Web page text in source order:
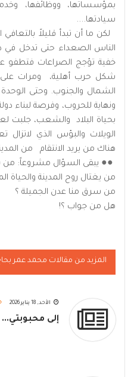
بمؤسساتها، ووظائفها،
سيادتها....
لكن ما أن تبدأ قليلاً
الناس الصعداء حتى تدخل في
خفية تؤجج الصراعات
شكل حرب أهلية، ومرات على
الشمال والجنوب. وحتى الوحدة
ونهاية للحروب، وفرصة لبناء
بحياة البلاد والشعب، جلبت
الويلات والبؤس الذي لاتزال
هناك من يريد الانتقام من
●● يبقى السؤال مشروعاً: من
من يغتال روح المدينة والحياة
من سرق منا عدن الجميلة ؟
هل من جواب ؟!
المزيد من مقالات محمد عمر
الأحد, 18 يناير 2026
إلى